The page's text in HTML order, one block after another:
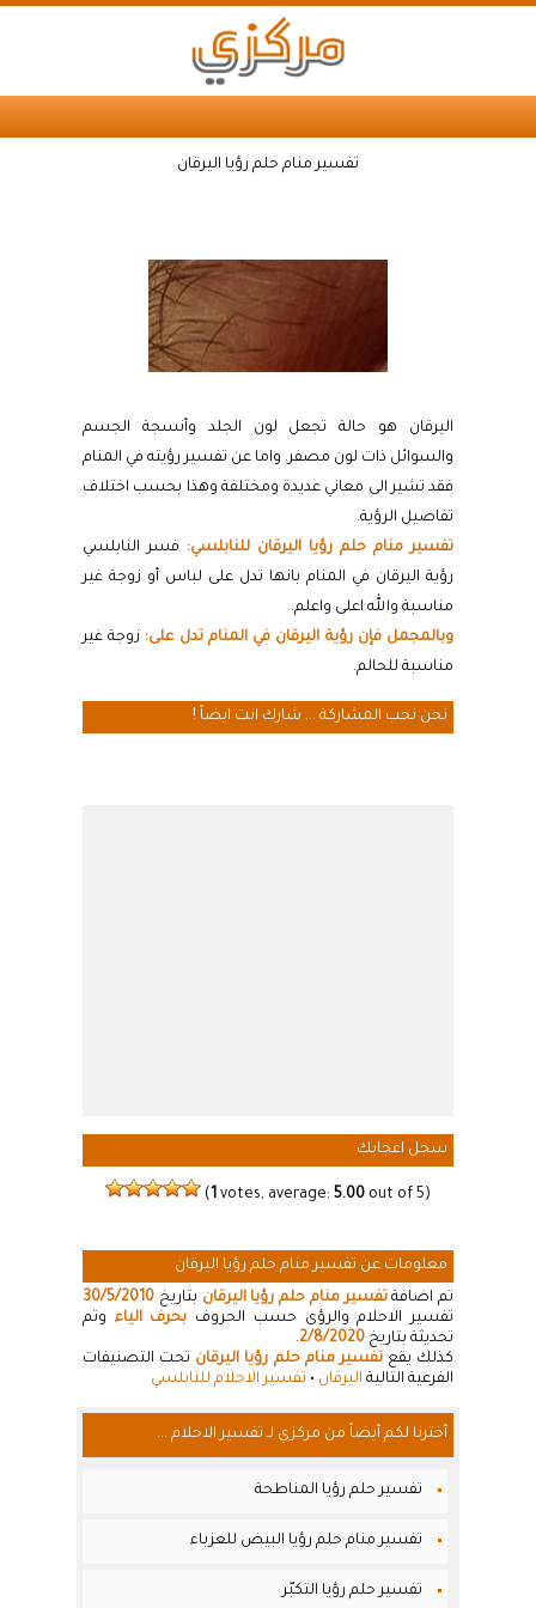
تفسير منام حلم رؤيا اليرقان
اليرقان هو حالة تجعل لون الجلد وأنسجة الجسم
والسوائل ذات لون مصفر. واما عن تفسير رؤيته في المنام
فقد تشير الى معاني عديدة ومختلفة وهذا بحسب اختلاف
تفاصيل الرؤية.
تفسير منام حلم رؤيا اليرقان للنابلسي: فسر النابلسي
رؤية اليرقان في المنام بانها تدل على لباس أو زوجة غير
مناسبة والله اعلى واعلم.
وبالمجمل فإن رؤية اليرقان في المنام تدل على: زوجة غير
مناسبة للحالم.
نحن نحب المشاركة ... شارك انت ايضاً !
سجل اعجابك
( 1 votes, average: 5.00 out of 5)
معلومات عن تفسير منام حلم رؤيا اليرقان
تم اضافةتفسير منام حلم رؤيا اليرقان بتاريخ 30/5/2010
تفسير الاحلام والرؤى حسب الحروف بحرف الياء وتم
تحديثة بتاريخ 2/8/2020
.
كذلك يقعتفسير منام حلم رؤيا اليرقان تحت التصنيفات
الفرعية التالية اليرقان • تفسير الاحلام للنابلسي
أخترنا لكم أيضاً من مركزي لـ تفسير الاحلام ...
تفسير حلم رؤيا المناطحة
تفسير منام حلم رؤيا البيض للعزباء
تفسير حلم رؤيا التكبّر